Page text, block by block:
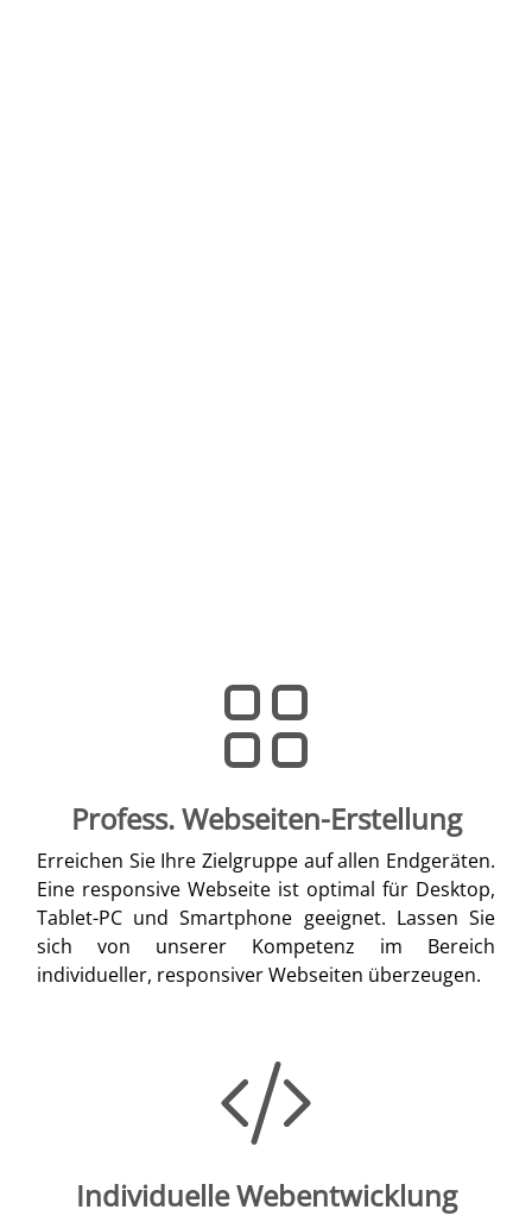
Profess. Webseiten-Erstellung
Erreichen Sie Ihre Zielgruppe auf allen Endgeräten.
Eine responsive Webseite ist optimal für Desktop,
Tablet-PC und Smartphone geeignet. Lassen Sie
sich von unserer Kompetenz im Bereich
individueller, responsiver Webseiten überzeugen.
Individuelle Webentwicklung